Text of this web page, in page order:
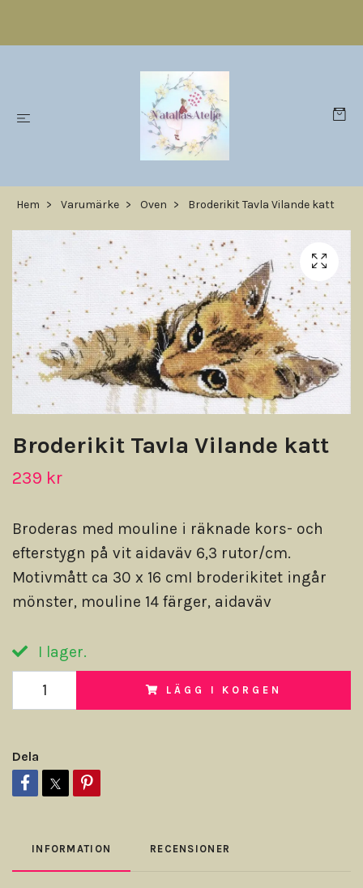
Hem Varumärke Oven Broderikit Tavla Vilande katt
Broderikit Tavla Vilande katt
239 kr
Broderas med mouline i räknade kors- och
efterstygn på vit aidaväv 6,3 rutor/cm.
Motivmått ca 30 x 16 cmI broderikitet ingår
mönster, mouline 14 färger, aidaväv
I lager.
LÄGG I KORGEN
Dela
INFORMATION RECENSIONER